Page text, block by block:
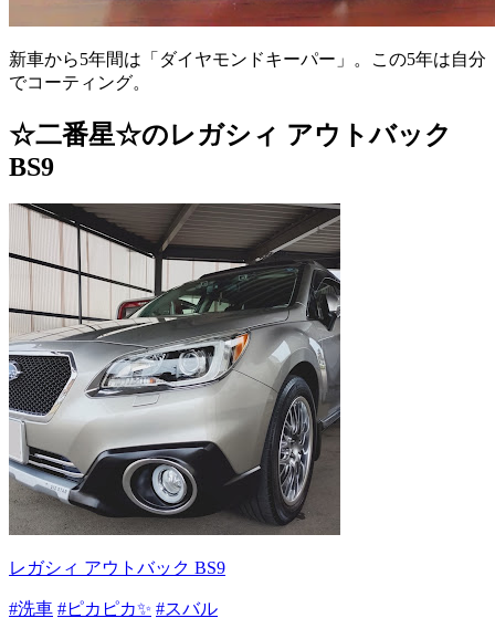
新車から5年間は「ダイヤモンドキーパー」。この5年は自分
でコーティング。
☆二番星☆のレガシィ アウトバック
BS9
レガシィ アウトバック BS9
#洗車 #ピカピカ✨ #スバル